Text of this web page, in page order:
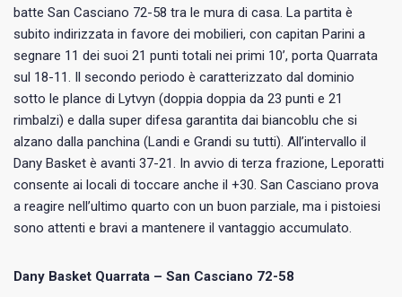
batte San Casciano 72-58 tra le mura di casa. La partita è
subito indirizzata in favore dei mobilieri, con capitan Parini a
segnare 11 dei suoi 21 punti totali nei primi 10’, porta Quarrata
sul 18-11. Il secondo periodo è caratterizzato dal dominio
sotto le plance di Lytvyn (doppia doppia da 23 punti e 21
rimbalzi) e dalla super difesa garantita dai biancoblu che si
alzano dalla panchina (Landi e Grandi su tutti). All’intervallo il
Dany Basket è avanti 37-21. In avvio di terza frazione, Leporatti
consente ai locali di toccare anche il +30. San Casciano prova
a reagire nell’ultimo quarto con un buon parziale, ma i pistoiesi
sono attenti e bravi a mantenere il vantaggio accumulato.
Dany Basket Quarrata – San Casciano 72-58